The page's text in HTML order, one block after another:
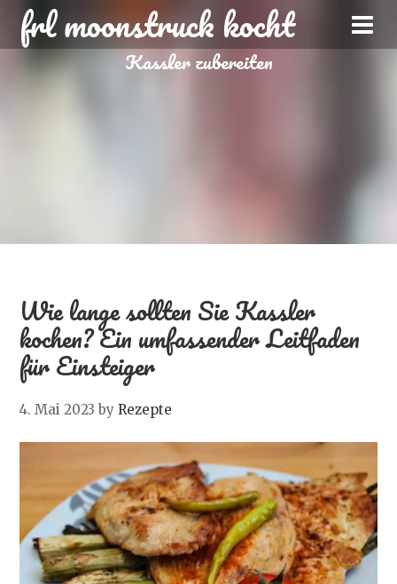
frl moonstruck kocht
Kassler zubereiten
Wie lange sollten Sie Kassler
kochen? Ein umfassender Leitfaden
für Einsteiger
4. Mai 2023 byRezepte